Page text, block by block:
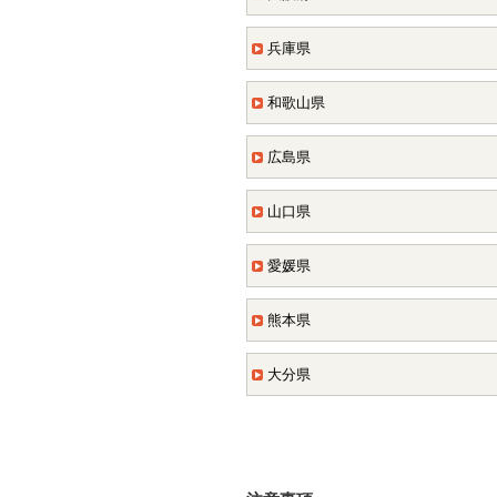
兵庫県
和歌山県
広島県
山口県
愛媛県
熊本県
大分県